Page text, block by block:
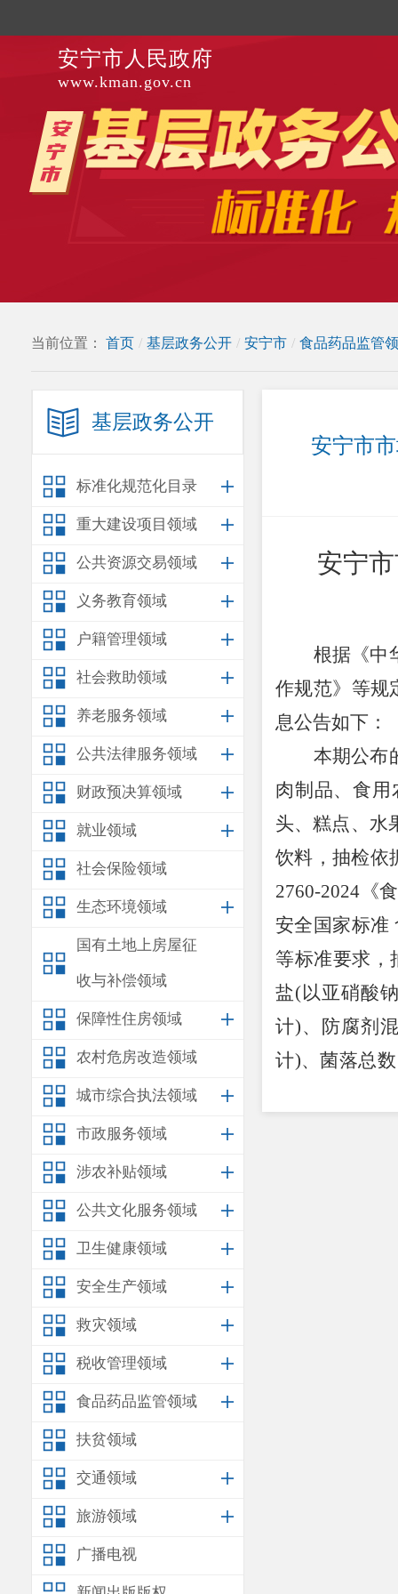
安宁市人民政府
www.kman.gov.cn
当前位置： 首页 / 基层政务公开 / 安宁市 / 食品药品监管
基层政务公开
标准化规范化目录
重大建设项目领域
公共资源交易领域
义务教育领域
户籍管理领域
社会救助领域
养老服务领域
公共法律服务领域
财政预决算领域
就业领域
社会保险领域
生态环境领域
国有土地上房屋征
收与补偿领域
保障性住房领域
农村危房改造领域
城市综合执法领域
市政服务领域
涉农补贴领域
公共文化服务领域
卫生健康领域
安全生产领域
救灾领域
税收管理领域
食品药品监管领域
扶贫领域
交通领域
旅游领域
广播电视
安宁市
安宁
根据《中
作规范》等规
息公告如下：
本期公布
肉制品、食
头、糕点、水
饮料，抽检依
2760-2024 《
安全国家标准
等标准要求，
盐(以亚硝酸
计)、防腐剂
计)、菌落总